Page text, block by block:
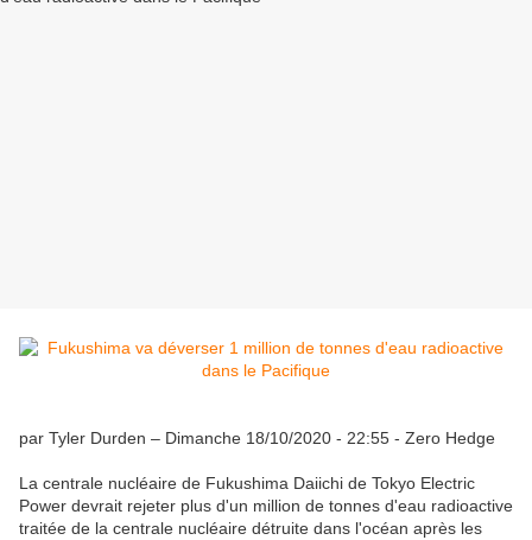
par Tyler Durden – Dimanche 18/10/2020 - 22:55 - Zero Hedge
La centrale nucléaire de Fukushima Daiichi de Tokyo Electric
Power devrait rejeter plus d'un million de tonnes d'eau radioactive
traitée de la centrale nucléaire détruite dans l'océan après les